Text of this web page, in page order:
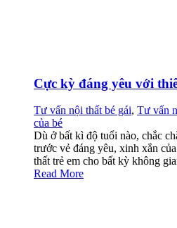
Cực kỳ đáng yêu với
Tư vấn nội thất bé gái, Tư vấn
của bé
Dù ở bất kì độ tuổi nào, chắc
trước vẻ đáng yêu, xinh xắn
thất trẻ em cho bất kỳ không
Read More